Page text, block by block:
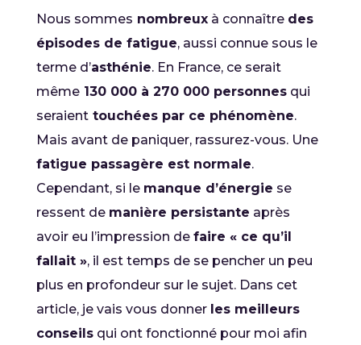
Nous sommes nombreuxà connaître des
épisodes de fatigue, aussi connue sous le
terme d’asthénie. En France, ce serait
même130 000 à 270 000 personnesqui
seraienttouchées par ce phénomène.
Mais avant de paniquer, rassurez-vous. Une
fatigue passagère est normale.
Cependant, si le manque d’énergie se
ressent de manière persistante après
avoir eu l’impression de faire « ce qu’il
fallait », il est temps de se pencher un peu
plus en profondeur sur le sujet. Dans cet
article, je vais vous donner les meilleurs
conseilsqui ont fonctionné pour moi afin